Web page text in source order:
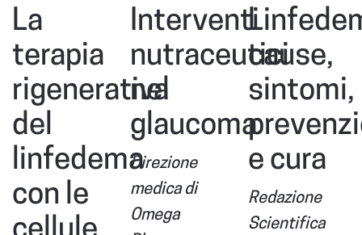
La
terapia
rigenerativa
del
linfedema
con le
cellule
Interventi
nutraceutici
nel
glaucoma
Direzione
medica di
Omega
cause,
sintomi,
e cura
Redazione
Scientifica